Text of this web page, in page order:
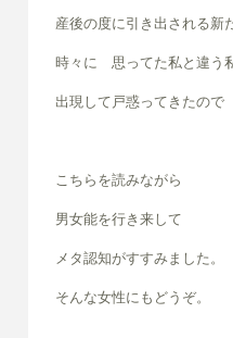
産後の度に引き出される新
時々に 思ってた私と違う
出現して戸惑ってきたので
こちらを読みながら
男女能を行き来して
メタ認知がすすみました。
そんな女性にもどうぞ。